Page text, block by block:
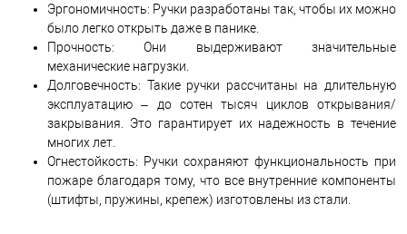
Эргономичность: Ручки разработаны так, чтобы их можно
было легко открыть даже в панике.
Прочность: Они выдерживают значительные
механические нагрузки.
Долговечность: Такие ручки рассчитаны на длительную
эксплуатацию – до сотен тысяч циклов открывания/
закрывания. Это гарантирует их надежность в течение
многих лет.
Огнестойкость: Ручки сохраняют функциональность при
пожаре благодаря тому, что все внутренние компоненты
(штифты, пружины, крепеж) изготовлены из стали.